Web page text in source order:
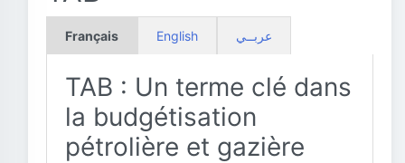
Français English عربــي
TAB : Un terme clé dans
la budgétisation
pétrolière et gazière